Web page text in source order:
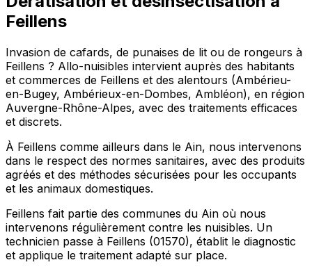
Feillens
Invasion de cafards, de punaises de lit ou de rongeurs à
Feillens ? Allo-nuisibles intervient auprès des habitants
et commerces de Feillens et des alentours (Ambérieu-
en-Bugey, Ambérieux-en-Dombes, Ambléon), en région
Auvergne-Rhône-Alpes, avec des traitements efficaces
et discrets.
À Feillens comme ailleurs dans le Ain, nous intervenons
dans le respect des normes sanitaires, avec des produits
agréés et des méthodes sécurisées pour les occupants
et les animaux domestiques.
Feillens fait partie des communes du Ain où nous
intervenons régulièrement contre les nuisibles. Un
technicien passe à Feillens (01570), établit le diagnostic
et applique le traitement adapté sur place.